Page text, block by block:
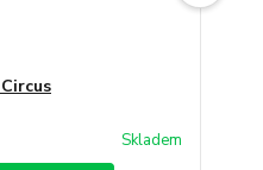
Skladem